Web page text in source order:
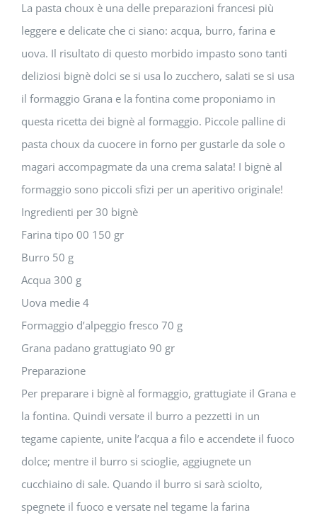
La pasta choux è una delle preparazioni francesi più
leggere e delicate che ci siano: acqua, burro, farina e
uova. Il risultato di questo morbido impasto sono tanti
deliziosi bignè dolci se si usa lo zucchero, salati se si usa
il formaggio Grana e la fontina come proponiamo in
questa ricetta dei bignè al formaggio. Piccole palline di
pasta choux da cuocere in forno per gustarle da sole o
magari accompagmate da una crema salata! I bignè al
formaggio sono piccoli sfizi per un aperitivo originale!
Ingredienti per 30 bignè
Farina tipo 00 150 gr
Burro 50 g
Acqua 300 g
Uova medie 4
Formaggio d’alpeggio fresco 70 g
Grana padano grattugiato 90 gr
Preparazione
Per preparare i bignè al formaggio, grattugiate il Grana e
la fontina. Quindi versate il burro a pezzetti in un
tegame capiente, unite l’acqua a filo e accendete il fuoco
dolce; mentre il burro si scioglie, aggiugnete un
cucchiaino di sale. Quando il burro si sarà sciolto,
spegnete il fuoco e versate nel tegame la farina